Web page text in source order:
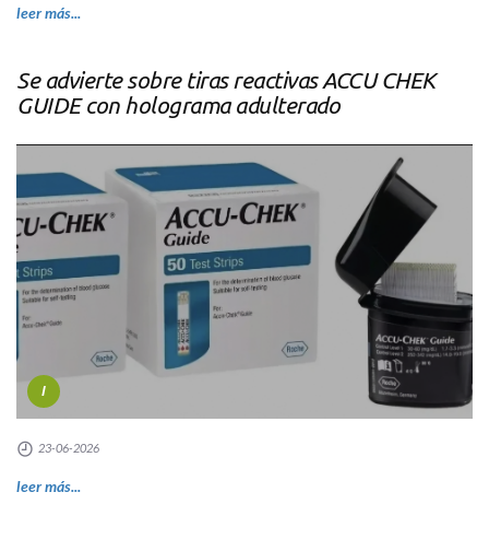
leer más...
Se advierte sobre tiras reactivas ACCU CHEK
GUIDE con holograma adulterado
I
23-06-2026
leer más...